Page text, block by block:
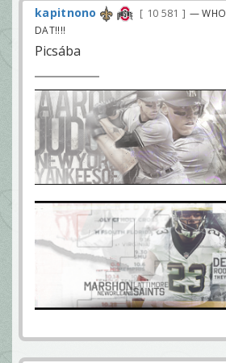
kapitnono 10 581
— WHO
DAT!!!!
Picsába